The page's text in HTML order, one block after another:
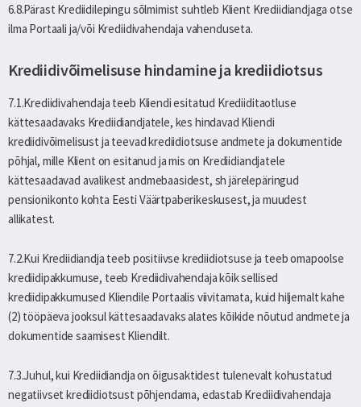
6.8.Pärast Krediidilepingu sõlmimist suhtleb Klient Krediidiandjaga otse
ilma Portaali ja/või Krediidivahendaja vahenduseta.
Krediidivõimelisuse hindamine ja krediidiotsus
7.1.Krediidivahendaja teeb Kliendi esitatud Krediiditaotluse
kättesaadavaks Krediidiandjatele, kes hindavad Kliendi
krediidivõimelisust ja teevad krediidiotsuse andmete ja dokumentide
põhjal, mille Klient on esitanud ja mis on Krediidiandjatele
kättesaadavad avalikest andmebaasidest, sh järelepäringud
pensionikonto kohta Eesti Väärtpaberikeskusest, ja muudest
allikatest.
7.2.Kui Krediidiandja teeb positiivse krediidiotsuse ja teeb omapoolse
krediidipakkumuse, teeb Krediidivahendaja kõik sellised
krediidipakkumused Kliendile Portaalis viivitamata, kuid hiljemalt kahe
(2) tööpäeva jooksul kättesaadavaks alates kõikide nõutud andmete ja
dokumentide saamisest Kliendilt.
7.3.Juhul, kui Krediidiandja on õigusaktidest tulenevalt kohustatud
negatiivset krediidiotsust põhjendama, edastab Krediidivahendaja